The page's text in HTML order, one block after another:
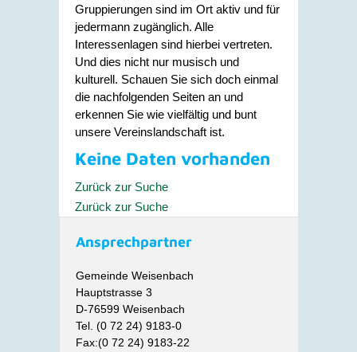
Gruppierungen sind im Ort aktiv und für
jedermann zugänglich. Alle
Interessenlagen sind hierbei vertreten.
Und dies nicht nur musisch und
kulturell. Schauen Sie sich doch einmal
die nachfolgenden Seiten an und
erkennen Sie wie vielfältig und bunt
unsere Vereinslandschaft ist.
Keine Daten vorhanden
Zurück zur Suche
Zurück zur Suche
Ansprechpartner
Gemeinde Weisenbach
Hauptstrasse 3
D-76599 Weisenbach
Tel. (0 72 24) 9183-0
Fax:(0 72 24) 9183-22